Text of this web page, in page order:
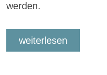
werden.
weiterlesen